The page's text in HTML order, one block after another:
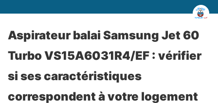
Aspirateur balai Samsung Jet 60
Turbo VS15A6031R4/EF : vérifier
si ses caractéristiques
correspondent à votre logement